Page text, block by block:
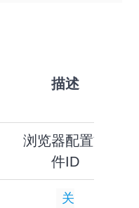
描述
浏览器配置文
件ID
关